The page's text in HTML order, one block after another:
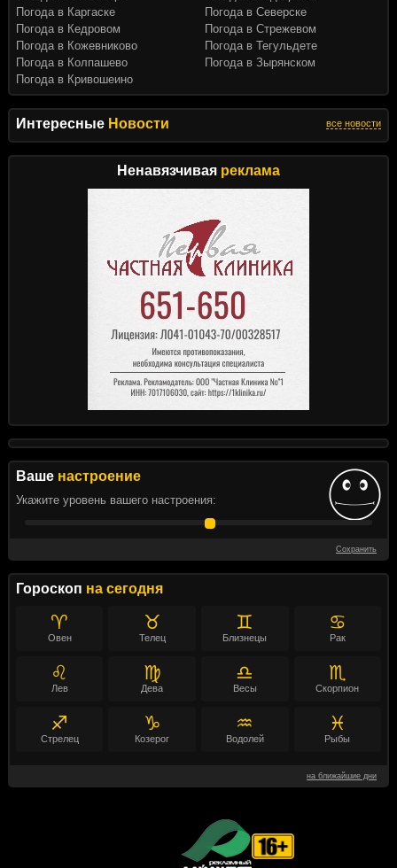
Интересные Новости все новости
Ненавязчивая реклама
Ваше настроение
Укажите уровень вашего настроения:
Сохранить
Гороскоп на сегодня
♈
Овен
♉
Телец
♊
Близнецы
♋
Рак
♌
Лев
♍
Дева
♎
Весы
♏
Скорпион
♐
Стрелец
♑
Козерог
♒
Водолей
♓
Рыбы
на ближайшие дни
Погода в Каргаске
Погода в Кедровом
Погода в Кожевниково
Погода в Колпашево
Погода в Кривошеино
Погода в Северске
Погода в Стрежевом
Погода в Тегульдете
Погода в Зырянском